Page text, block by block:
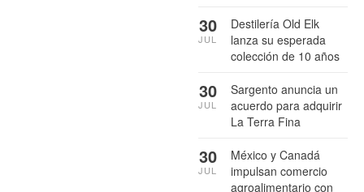
Destilería Old Elk
lanza su esperada
colección de 10 años
30
JUL
Sargento anuncia un
acuerdo para adquirir
La Terra Fina
30
JUL
México y Canadá
impulsan comercio
agroalimentario con
30
JUL